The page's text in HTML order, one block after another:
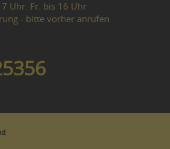
Uhr. Fr. bis 16 Uhr
- bitte vorher anrufen